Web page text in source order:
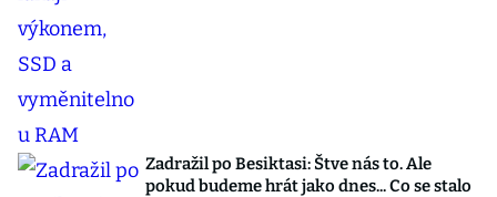
Zadražil po Besiktasi: Štve nás to. Ale
pokud budeme hrát jako dnes... Co se stalo